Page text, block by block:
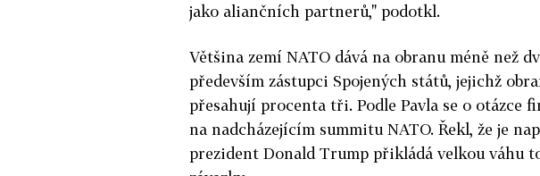
jako aliančních partnerů," podotkl.
Většina zemí NATO dává na obranu méně než
především zástupci Spojených států, jejichž
přesahují procenta tři. Podle Pavla se o otázce
na nadcházejícím summitu NATO. Řekl, že je
prezident Donald Trump přikládá velkou váhu